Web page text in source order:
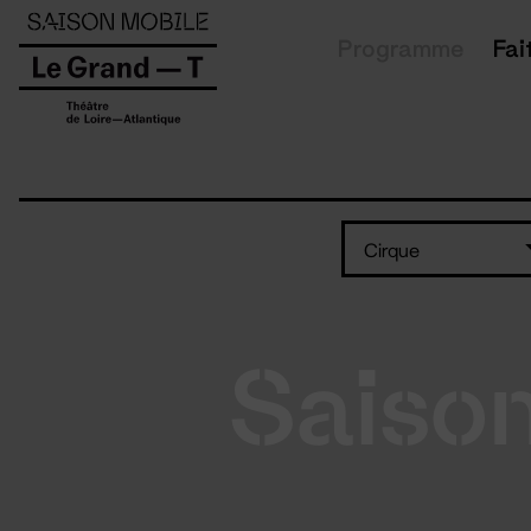
Cirque
Panneau de gestion des cookies